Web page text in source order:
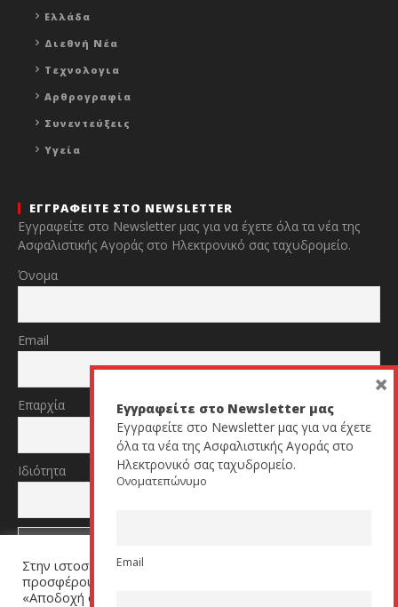
Ελλάδα
Διεθνή Νέα
Τεχνολογια
Αρθρογραφία
Συνεντεύξεις
Υγεία
ΕΓΓΡΑΦΕΙΤΕ ΣΤΟ NEWSLETTER
Εγγραφείτε στο Newsletter μας για να έχετε όλα τα νέα της
Ασφαλιστικής Αγοράς στο Ηλεκτρονικό σας ταχυδρομείο.
Όνομα
Email
Επαρχία
Ιδιότητα
TikTok
YouTube
Στην ιστοσελίδα μας χρησιμοποιούμε cookies για να σας
προσφέρουμε μία εξατομικευμένη εμπειρία. Πατήστε
«Αποδοχή όλων» για να μας βοηθήσετε να βελτιώσουμε
Εγγραφείτε στο Newsletter μας
Εγγραφείτε στο Newsletter μας για να έχετε
όλα τα νέα της Ασφαλιστικής Αγοράς στο
Ηλεκτρονικό σας ταχυδρομείο.
Ονοματεπώνυμο
Email
×